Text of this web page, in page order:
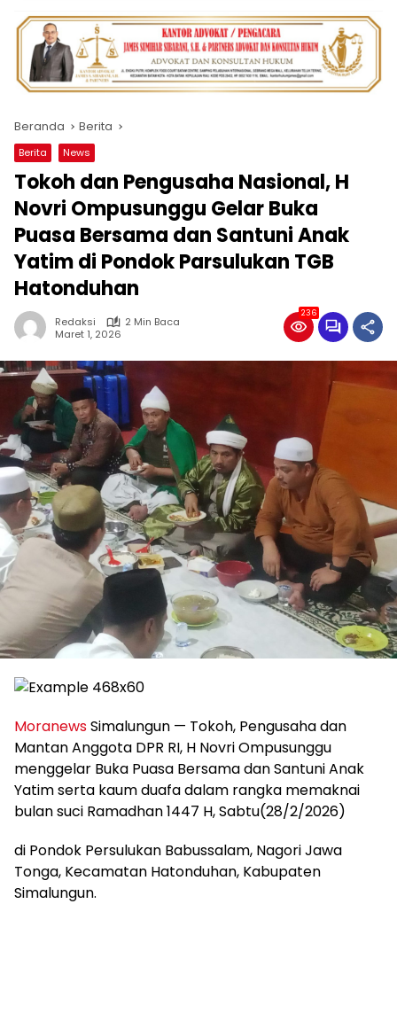
Beranda Berita
Berita News
Tokoh dan Pengusaha Nasional, H
Novri Ompusunggu Gelar Buka
Puasa Bersama dan Santuni Anak
Yatim di Pondok Parsulukan TGB
Hatonduhan
Redaksi
2 Min Baca
Maret 1, 2026
236
MoranewsSimalungun — Tokoh, Pengusaha dan
Mantan Anggota DPR RI, H Novri Ompusunggu
menggelar Buka Puasa Bersama dan Santuni Anak
Yatim serta kaum duafa dalam rangka memaknai
bulan suci Ramadhan 1447 H, Sabtu(28/2/2026)
di Pondok Persulukan Babussalam, Nagori Jawa
Tonga, Kecamatan Hatonduhan, Kabupaten
Simalungun.